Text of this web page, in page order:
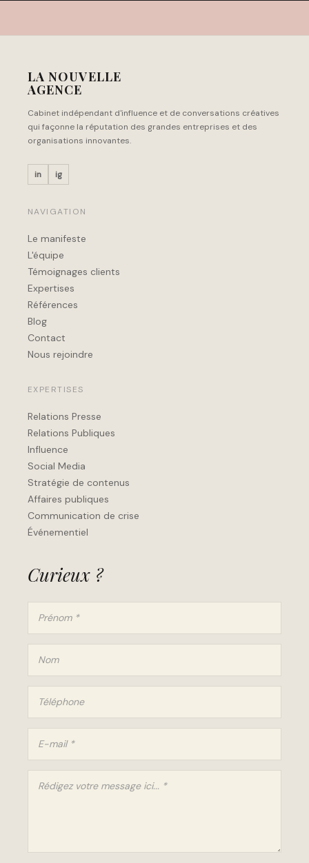
LA NOUVELLE
AGENCE
Cabinet indépendant d'influence et de conversations créatives
qui façonne la réputation des grandes entreprises et des
organisations innovantes.
in ig
NAVIGATION
Le manifeste
L'équipe
Témoignages clients
Expertises
Références
Blog
Contact
Nous rejoindre
EXPERTISES
Relations Presse
Relations Publiques
Influence
Social Media
Stratégie de contenus
Affaires publiques
Communication de crise
Événementiel
Curieux ?